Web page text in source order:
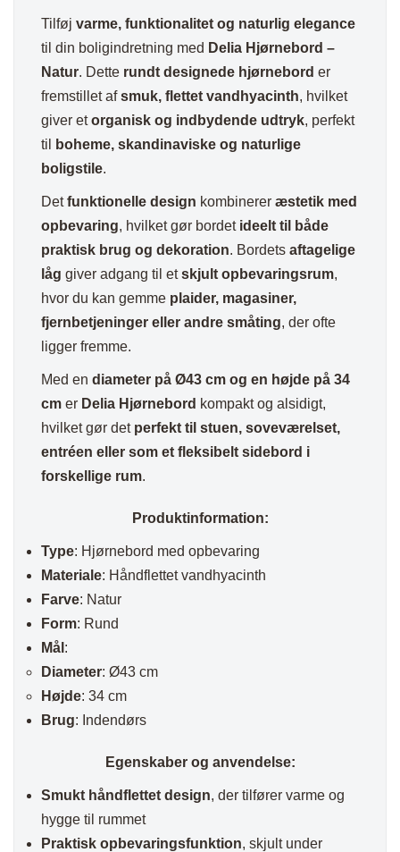
Tilføj varme, funktionalitet og naturlig elegance
til din boligindretning med Delia Hjørnebord –
Natur. Dette rundt designede hjørnebord er
fremstillet afsmuk, flettet vandhyacinth, hvilket
giver etorganisk og indbydende udtryk, perfekt
til
boheme, skandinaviske og naturlige
boligstile.
Detfunktionelle design kombinerer æstetik med
opbevaring, hvilket gør bordet ideelt til både
praktisk brug og dekoration. Bordets aftagelige
låg giver adgang til etskjult opbevaringsrum,
hvor du kan gemme plaider, magasiner,
fjernbetjeninger eller andre småting, der ofte
ligger fremme.
Med en diameter på Ø43 cm og en højde på 34
cm er Delia Hjørnebord kompakt og alsidigt,
hvilket gør det perfekt til stuen, soveværelset,
entréen eller som et fleksibelt sidebord i
forskellige rum.
Produktinformation:
Type: Hjørnebord med opbevaring
Materiale: Håndflettet vandhyacinth
Farve: Natur
Form: Rund
Mål :
Diameter: Ø43 cm
Højde: 34 cm
Brug: Indendørs
Egenskaber og anvendelse:
Smukt håndflettet design, der tilfører varme og
hygge til rummet
Praktisk opbevaringsfunktion, skjult under